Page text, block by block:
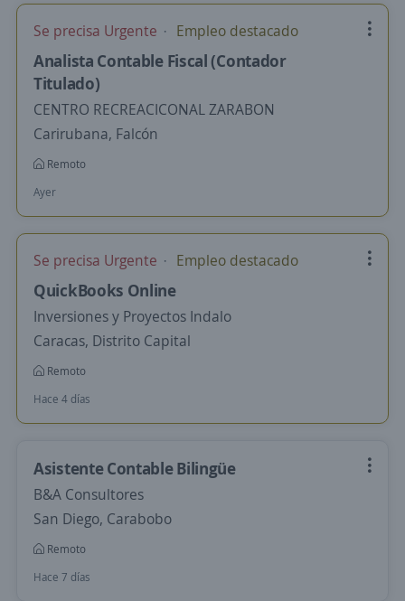
Se precisa Urgente Empleo destacado
Analista Contable Fiscal (Contador
Titulado)
CENTRO RECREACICONAL ZARABON
Carirubana, Falcón
Remoto
Ayer
Se precisa Urgente Empleo destacado
QuickBooks Online
Inversiones y Proyectos Indalo
Caracas, Distrito Capital
Remoto
Hace 4 días
Asistente Contable Bilingüe
B&A Consultores
San Diego, Carabobo
Remoto
Hace 7 días